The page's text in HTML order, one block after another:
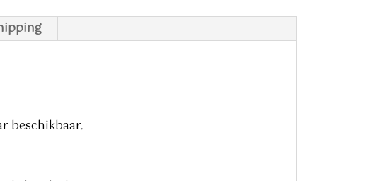
beschikbaar.